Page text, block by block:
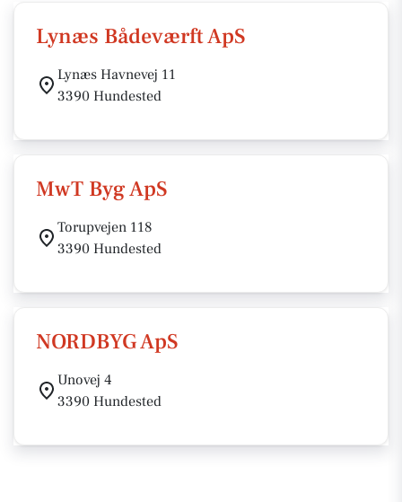
Lynæs Bådeværft ApS
Lynæs Havnevej 11
3390 Hundested
MwT Byg ApS
Torupvejen 118
3390 Hundested
NORDBYG ApS
Unovej 4
3390 Hundested